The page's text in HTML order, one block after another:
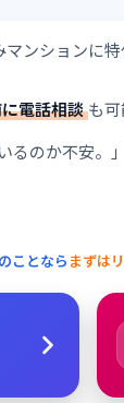
ンションに
電話相談も可
るのか不安。」
ことなら まずは